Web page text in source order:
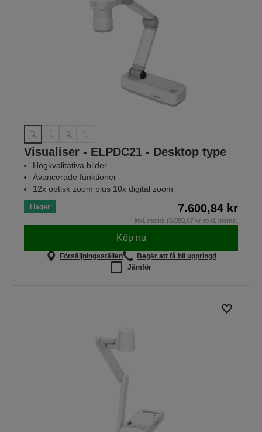
Visualiser - ELPDC21 - Desktop type
Högkvalitativa bilder
Avancerade funktioner
12x optisk zoom plus 10x digital zoom
I lager 7.600,84 kr
inkl. moms (6.080,67 kr exkl. moms)
Köp nu
Försäljningsställen
Begär att få bli uppringd
Jämför